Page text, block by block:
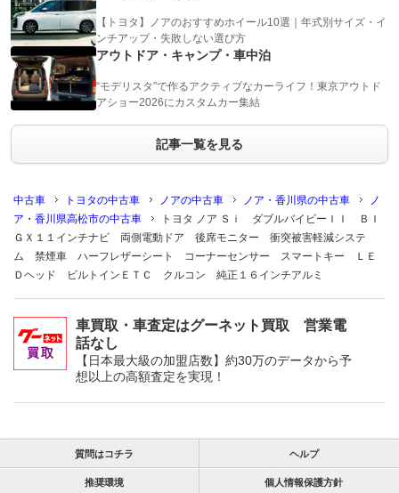
【トヨタ】ノアのおすすめホイール10選｜年式別サイズ・イ
ンチアップ・失敗しない選び方
アウトドア・キャンプ・車中泊
“モデリスタ”で作るアクティブなカーライフ！東京アウトド
アショー2026にカスタムカー集結
記事一覧を見る
中古車 トヨタの中古車 ノアの中古車 ノア・香川県の中古車
ノ
ア・香川県高松市の中古車
トヨタ ノア Ｓｉ ダブルバイビーＩＩ ＢＩ
ＧＸ１１インチナビ 両側電動ドア 後席モニター 衝突被害軽減システ
ム 禁煙車 ハーフレザーシート コーナーセンサー スマートキー ＬＥ
Ｄヘッド ビルトインＥＴＣ クルコン 純正１６インチアルミ
車買取・車査定はグーネット買取 営業電
話なし
【日本最大級の加盟店数】約30万のデータから予
想以上の高額査定を実現！
質問はコチラ ヘルプ
推奨環境 個人情報保護方針